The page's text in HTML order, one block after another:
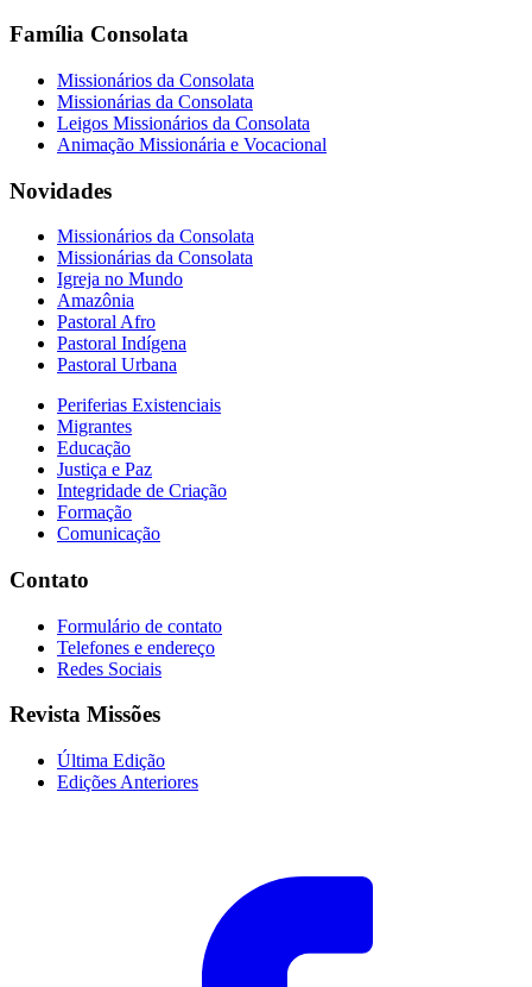
Família Consolata
Missionários da Consolata
Missionárias da Consolata
Leigos Missionários da Consolata
Animação Missionária e Vocacional
Novidades
Missionários da Consolata
Missionárias da Consolata
Igreja no Mundo
Amazônia
Pastoral Afro
Pastoral Indígena
Pastoral Urbana
Periferias Existenciais
Migrantes
Educação
Justiça e Paz
Integridade de Criação
Formação
Comunicação
Contato
Formulário de contato
Telefones e endereço
Redes Sociais
Revista Missões
Última Edição
Edições Anteriores